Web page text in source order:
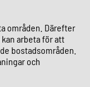
områden. Därefter
arbeta för att
bostadsområden.
och